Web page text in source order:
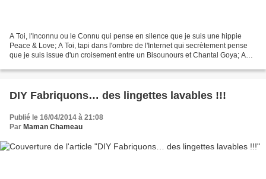
A Toi, l'Inconnu ou le Connu qui pense en silence que je suis une hippie
Peace & Love; A Toi, tapi dans l'ombre de l'Internet qui secrètement pense
que je suis issue d'un croisement entre un Bisounours et Chantal Goya; A
DIY Fabriquons… des lingettes lavables !!!
Publié le 16/04/2014 à 21:08
Par Maman Chameau